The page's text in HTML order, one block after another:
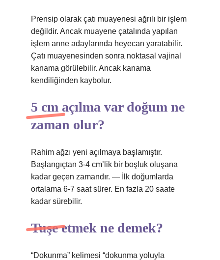
Prensip olarak çatı muayenesi ağrılı bir işlem
değildir. Ancak muayene çatalında yapılan
işlem anne adaylarında heyecan yaratabilir.
Çatı muayenesinden sonra noktasal vajinal
kanama görülebilir. Ancak kanama
kendiliğinden kaybolur.
5 cm açılma var doğum ne
zaman olur?
Rahim ağzı yeni açılmaya başlamıştır.
Başlangıçtan 3-4 cm’lik bir boşluk oluşana
kadar geçen zamandır. — İlk doğumlarda
ortalama 6-7 saat sürer. En fazla 20 saate
kadar sürebilir.
Tuşe etmek ne demek?
“Dokunma” kelimesi “dokunma yoluyla